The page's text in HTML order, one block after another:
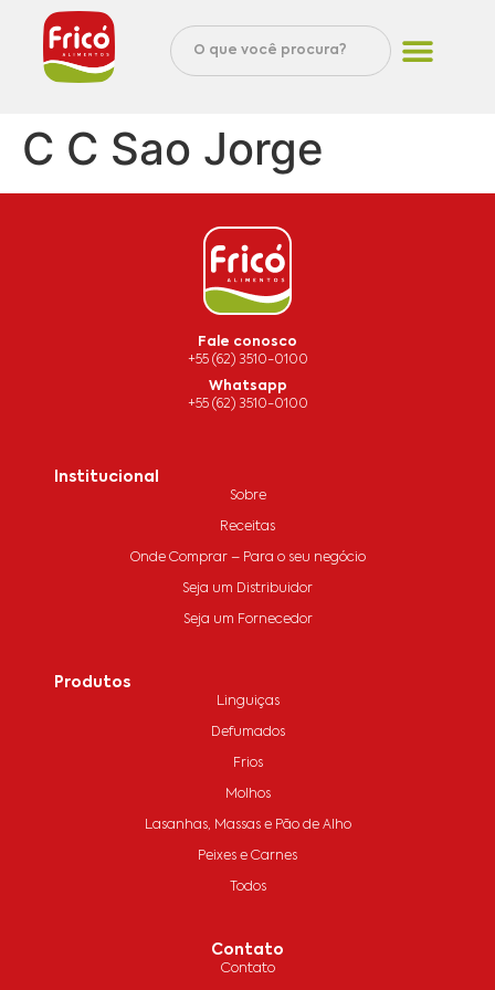
C C Sao Jorge
Fale conosco
+55 (62) 3510-0100
Whatsapp
+55 (62) 3510-0100
Institucional
Sobre
Receitas
Onde Comprar – Para o seu negócio
Seja um Distribuidor
Seja um Fornecedor
Produtos
Linguiças
Defumados
Frios
Molhos
Lasanhas, Massas e Pão de Alho
Peixes e Carnes
Todos
Contato
Contato